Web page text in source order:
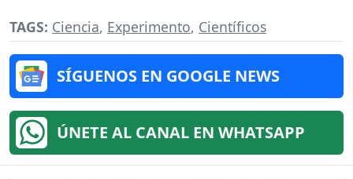
TAGS: Ciencia, Experimento, Científicos
SÍGUENOS EN GOOGLE NEWS
ÚNETE AL CANAL EN WHATSAPP